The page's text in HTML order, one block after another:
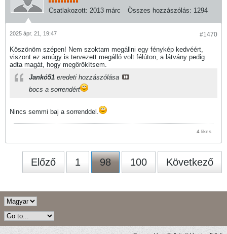
Csatlakozott: 2013 márc Összes hozzászólás: 1294
#1470
2025 ápr. 21, 19:47
Köszönöm szépen! Nem szoktam megállni egy fénykép kedvéért,
viszont ez amúgy is tervezett megálló volt félúton, a látvány pedig
adta magát, hogy megörökítsem.
Jankó51 eredeti hozzászólása
bocs a sorrendért
Nincs semmi baj a sorrenddel.
4 likes
Előző 1 98 100 Következő